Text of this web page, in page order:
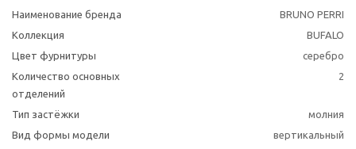
Наименование бренда
BRUNO PERRI
Коллекция
BUFALO
Цвет фурнитуры
серебро
Количество основных
отделений
2
Тип застёжки
молния
Вид формы модели
вертикальный